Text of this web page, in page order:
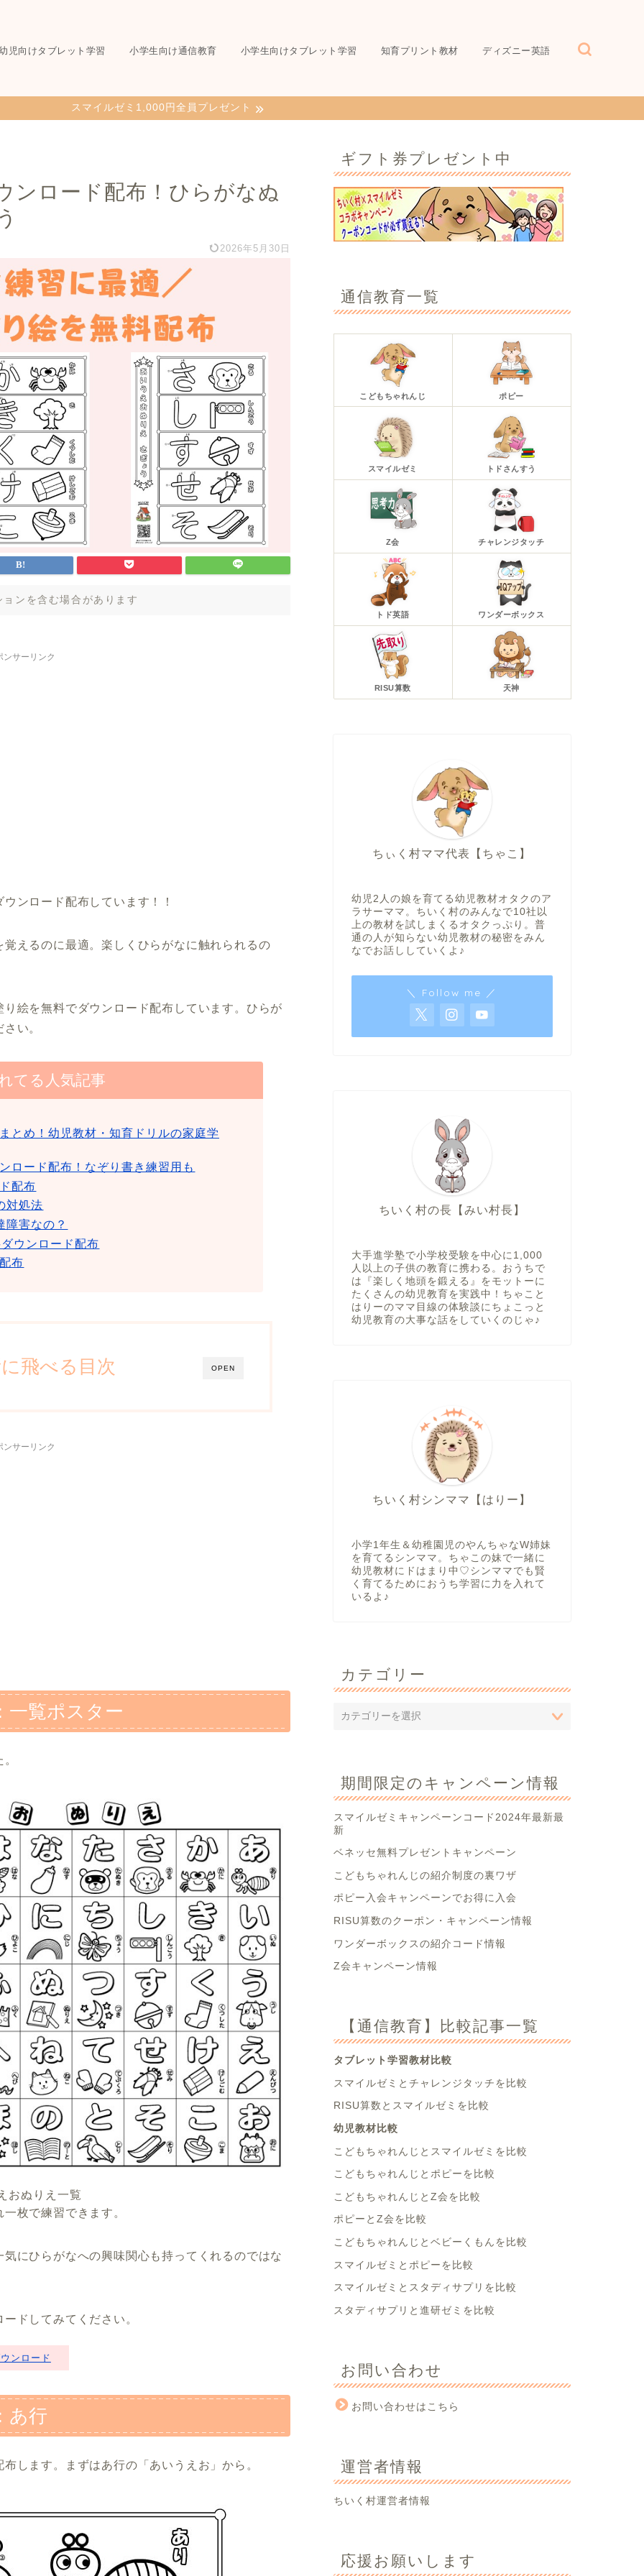
児向けタブレット学習 小学生向け通信教育 小学生向けタブレット学習 知育プリント教材 ディズニー英語
スマイルゼミ1,000円全員プレゼント
ンロード配布！ひらがなぬ
2026年5月30日
ンを含む場合があります
ンサーリンク
ンロード配布しています！！
えるのに最適。楽しくひらがなに触れられるの
絵を無料でダウンロード配布しています。ひらが
い。
てる人気記事
とめ！幼児教材・知育ドリルの家庭学
ロード配布！なぞり書き練習用も
配布
対処法
障害なの？
ウンロード配布
布
OPEN
飛べる目次
ンサーリンク
一覧ポスター
おぬりえ一覧
枚で練習できます。
にひらがなへの興味関心も持ってくれるのではな
ドしてみてください。
ンロード
あ行
します。まずはあ行の「あいうえお」から。
ギフト券プレゼント中
通信教育一覧
こどもちゃれんじ ポピー
スマイルゼミ トドさんすう
Z会 チャレンジタッチ
トド英語 ワンダーボックス
RISU算数 天神
ちぃく村ママ代表【ちゃこ】
幼児2人の娘を育てる幼児教材オタクのア
ラサーママ。ちいく村のみんなで10社以
上の教材を試しまくるオタクっぷり。普
通の人が知らない幼児教材の秘密をみん
なでお話ししていくよ♪
＼ Follow me ／
ちいく村の長【みい村長】
大手進学塾で小学校受験を中心に1,000
人以上の子供の教育に携わる。おうちで
は『楽しく地頭を鍛える』をモットーに
たくさんの幼児教育を実践中！ちゃこと
はりーのママ目線の体験談にちょこっと
幼児教育の大事な話をしていくのじゃ♪
ちいく村シンママ【はりー】
小学1年生＆幼稚園児のやんちゃなW姉妹
を育てるシンママ。ちゃこの妹で一緒に
幼児教材にドはまり中♡シンママでも賢
く育てるためにおうち学習に力を入れて
いるよ♪
カテゴリー
期間限定のキャンペーン情報
スマイルゼミキャンペーンコード2024年最新最
新
ベネッセ無料プレゼントキャンペーン
こどもちゃれんじの紹介制度の裏ワザ
ポピー入会キャンペーンでお得に入会
RISU算数のクーポン・キャンペーン情報
ワンダーボックスの紹介コード情報
Z会キャンペーン情報
【通信教育】比較記事一覧
タブレット学習教材比較
スマイルゼミとチャレンジタッチを比較
RISU算数とスマイルゼミを比較
幼児教材比較
こどもちゃれんじとスマイルゼミを比較
こどもちゃれんじとポピーを比較
こどもちゃれんじとZ会を比較
ポピーとZ会を比較
こどもちゃれんじとベビーくもんを比較
スマイルゼミとポピーを比較
スマイルゼミとスタディサプリを比較
スタディサプリと進研ゼミを比較
お問い合わせ
お問い合わせはこちら
運営者情報
ちいく村運営者情報
応援お願いします